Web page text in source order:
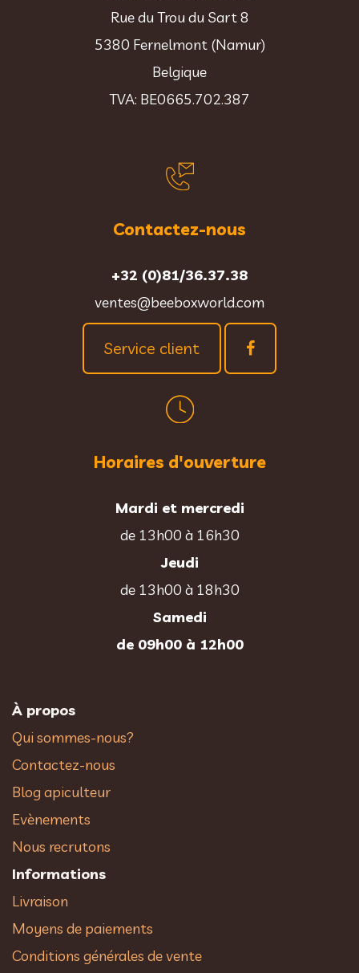
Rue du Trou du Sart 8
5380 Fernelmont (Namur)
Belgique
TVA: BE0665.702.387
Contactez-nous
+32 (0)81/36.37.38
ventes@beeboxworld.com
Service client
Horaires d'ouverture
Mardi et mercredi
de 13h00 à 16h30
Jeudi
de 13h00 à 18h30
Samedi
de 09h00 à 12h00
À propos
Qui sommes-nous?
Contactez-nous
Blog apiculteur
Evènements
Nous recrutons
Informations
Livraison
Moyens de paiements
Conditions générales de vente